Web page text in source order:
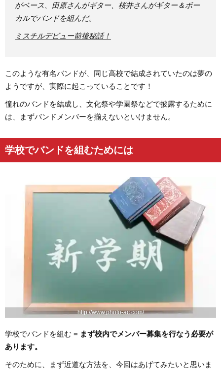
がベース、田原さんがギター、桜井さんがギター＆ボー
カルでバンドを組んだ。
ミスチルデビュー前後秘話！
このような有名バンドが、同じ高校で結成されていたのは夢の
ようですが、実際に起こっていることです！
憧れのバンドを結成し、文化祭や学園祭などで披露するために
は、まずバンドメンバーを揃えないといけません。
学校でバンドを組むためには
http://www.photo-ac.com/
学校でバンドを組む = まず校内でメンバー募集を行なう必要が
あります。
そのために、まず近道な方法を、今回はあげてみたいと思いま